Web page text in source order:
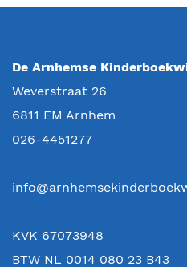
De Arnhemse
Weverstraat 26
6811 EM Arnhem
026-4451277
KVK 67073948
BTW NL 0014 080 23 B43